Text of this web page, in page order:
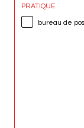
PRATIQUE
bureau de